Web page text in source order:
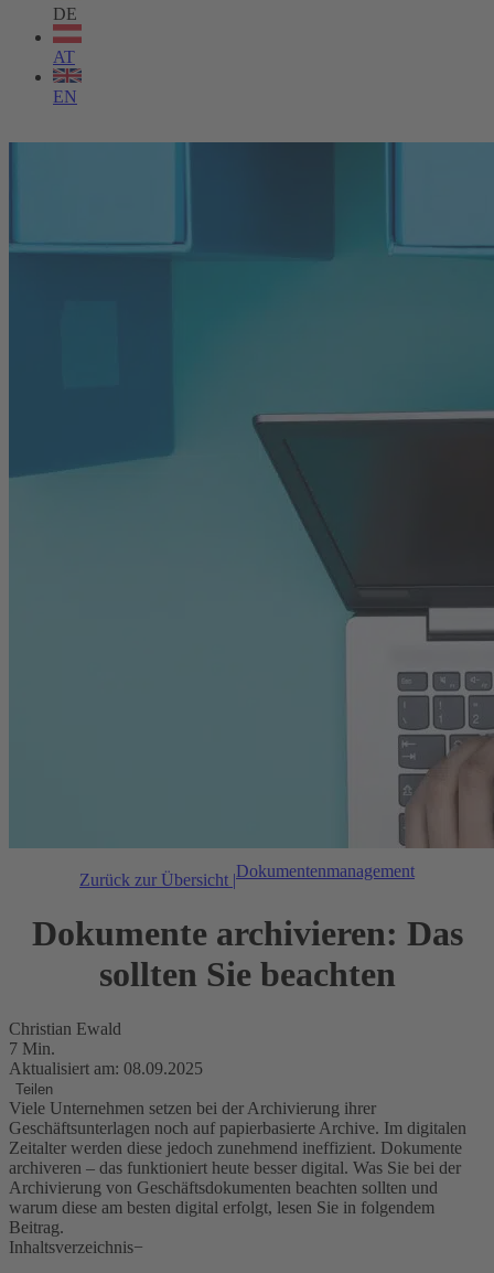
DE
AT
EN
Zurück zur Übersicht |Dokumentenmanagement
Dokumente archivieren: Das
sollten Sie beachten
Christian Ewald
7 Min.
Aktualisiert am: 08.09.2025
Teilen
Viele Unternehmen setzen bei der Archivierung ihrer
Geschäftsunterlagen noch auf papierbasierte Archive. Im digitalen
Zeitalter werden diese jedoch zunehmend ineffizient. Dokumente
archiveren – das funktioniert heute besser digital. Was Sie bei der
Archivierung von Geschäftsdokumenten beachten sollten und
warum diese am besten digital erfolgt, lesen Sie in folgendem
Beitrag.
Inhaltsverzeichnis−